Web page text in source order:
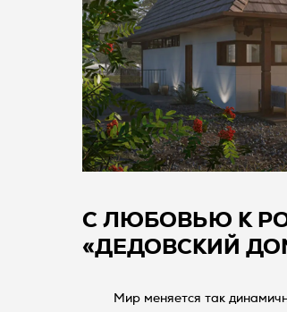
С ЛЮБОВЬЮ К
«ДЕДОВСКИЙ
Мир меняется так